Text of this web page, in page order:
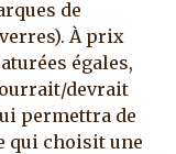
de
À prix
égales,
devrait
permettra de
qui choisit une